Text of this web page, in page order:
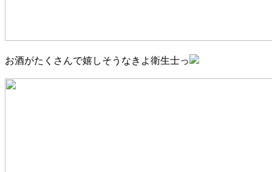
お酒がたくさんで嬉しそうなきよ衛生士っ